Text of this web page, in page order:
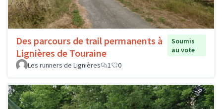
Des parcours de trail permanents à
Lignières de Touraine
Soumis
au vote
Les runners de Lignières
1 0